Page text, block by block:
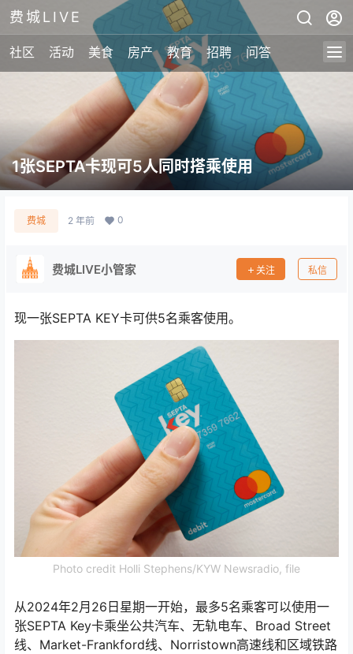
费城LIVE
社区 活动 美食 房产 教育 招聘 问答
1张SEPTA卡现可5人同时搭乘使用
费城 2 年前 0
费城LIVE小管家 关注 私信
现一张SEPTA KEY卡可供5名乘客使用。
Photo credit Holli Stephens/KYW Newsradio, file
从2024年2月26日星期一开始，最多5名乘客可以使用一
张SEPTA Key卡乘坐公共汽车、无轨电车、Broad Street
线、Market-Frankford线、Norristown高速线和区域铁路